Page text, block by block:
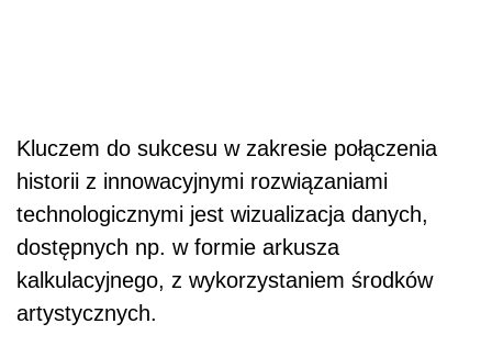
Kluczem do sukcesu w zakresie połączenia
historii z innowacyjnymi rozwiązaniami
technologicznymi jest wizualizacja danych,
dostępnych np. w formie arkusza
kalkulacyjnego, z wykorzystaniem środków
artystycznych.